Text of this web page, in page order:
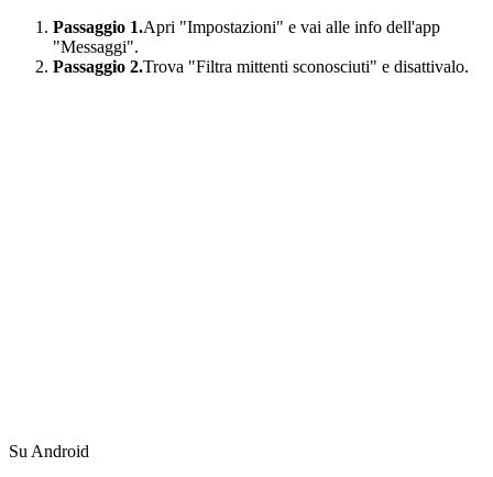
Passaggio 1.Apri "Impostazioni" e vai alle info dell'app
"Messaggi".
Passaggio 2.Trova "Filtra mittenti sconosciuti" e disattivalo.
Su Android